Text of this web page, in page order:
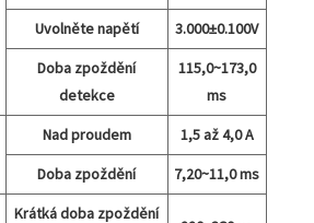
Uvolněte napětí
3.000±0.100V
Doba zpoždění
detekce
115,0~173,0
ms
Nad proudem
1,5 až 4,0 A
Doba zpoždění
7,20~11,0 ms
Krátká doba zpoždění